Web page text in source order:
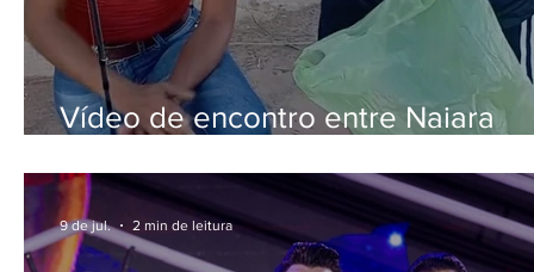
Vídeo de encontro entre Naiara
redes e reforça carinho da cantora
com os fãs
9 de jul. 2 min de leitura